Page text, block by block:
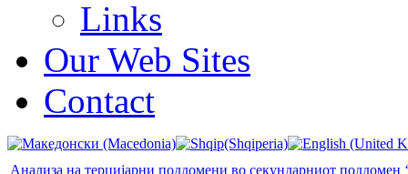
Links
Our Web Sites
Contact
Анализа на терцијарни поддомени во секундарниот поддомен